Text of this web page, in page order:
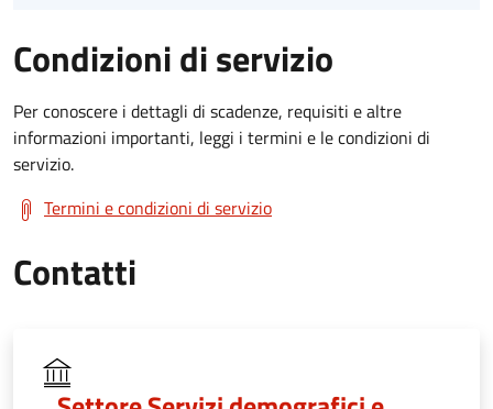
Condizioni di servizio
Per conoscere i dettagli di scadenze, requisiti e altre
informazioni importanti, leggi i termini e le condizioni di
servizio.
Termini e condizioni di servizio
Contatti